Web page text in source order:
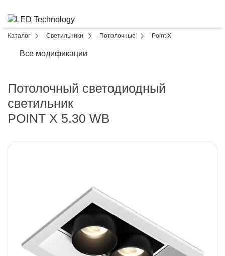
Каталог Светильники Потолочные Point X
Все модификации
Потолочный светодиодный
светильник
POINT X 5.30 WB